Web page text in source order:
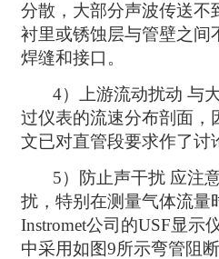
分散，大部分声波传送不
衬里或锈蚀层与管壁之间
焊缝和接口。
4）上游流动扰动 与大
过仪表的流速分布剖面，
文已对直管段要求作了讨
5）防止声干扰 应注意
扰，特别在测量气体流量
Instromet公司的USF显示
中采用如图9所示弯管阻